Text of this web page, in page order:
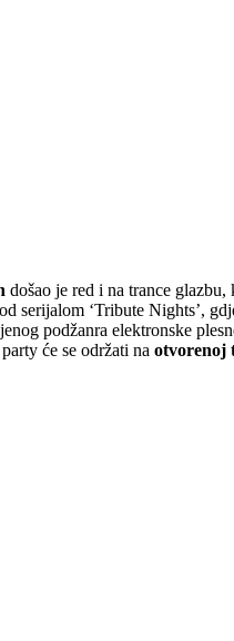
došao je red i na trance
‘Tribute Nights’,
podžanra elektronske
će se održati na otvorenoj